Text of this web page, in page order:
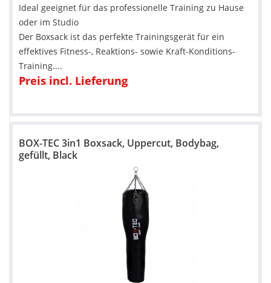
Ideal geeignet für das professionelle Training zu Hause
oder im Studio
Der Boxsack ist das perfekte Trainingsgerät für ein
effektives Fitness-, Reaktions- sowie Kraft-Konditions-
Training....
Preis incl. Lieferung
BOX-TEC 3in1 Boxsack, Uppercut, Bodybag,
gefüllt, Black